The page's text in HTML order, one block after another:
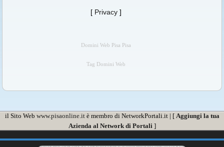
[ Privacy ]
Domini Web Pisa Pisa
Tag Domini Web
il Sito Web www.pisaonline.itè membro di NetworkPortali.it | [ Aggiungi la tua
Azienda al Network di Portali]